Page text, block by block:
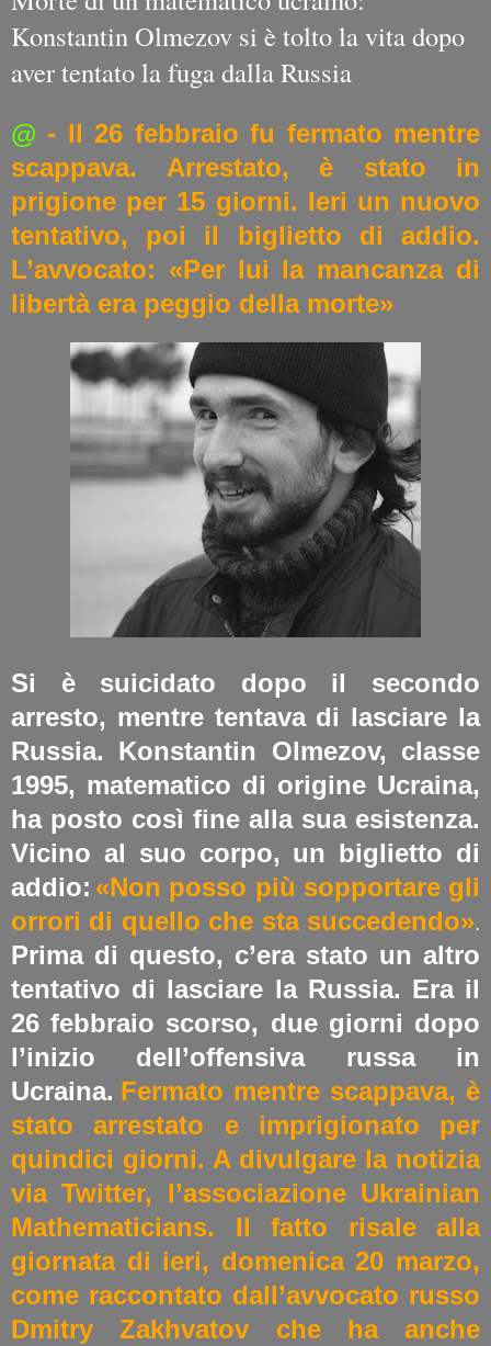
Konstantin Olmezov si è tolto la vita dopo
aver tentato la fuga dalla Russia
@ - Il 26 febbraio fu fermato mentre
scappava. Arrestato, è stato in
prigione per 15 giorni. Ieri un nuovo
tentativo, poi il biglietto di addio.
L’avvocato: «Per lui la mancanza di
libertà era peggio della morte»
Si è suicidato dopo il secondo
arresto, mentre tentava di lasciare la
Russia. Konstantin Olmezov, classe
1995, matematico di origine Ucraina,
ha posto così fine alla sua esistenza.
Vicino al suo corpo, un biglietto di
addio: «Non posso più sopportare gli
orrori di quello che sta succedendo».
Prima di questo, c’era stato un altro
tentativo di lasciare la Russia. Era il
26 febbraio scorso, due giorni dopo
l’inizio dell’offensiva russa in
Ucraina. Fermato mentre scappava, è
stato arrestato e imprigionato per
quindici giorni. A divulgare la notizia
via Twitter, l’associazione Ukrainian
Mathematicians. Il fatto risale alla
giornata di ieri, domenica 20 marzo,
come raccontato dall’avvocato russo
Dmitry Zakhvatov che ha anche